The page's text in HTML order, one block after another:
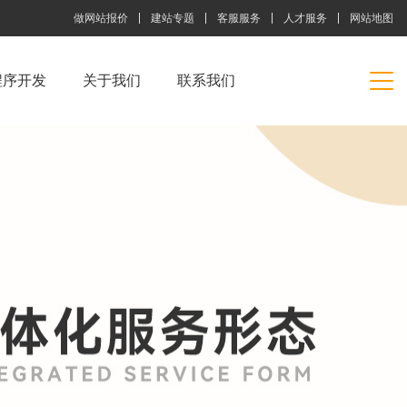
做网站报价 建站专题 客服服务 人才服务 网站地图
开发 关于我们 联系我们